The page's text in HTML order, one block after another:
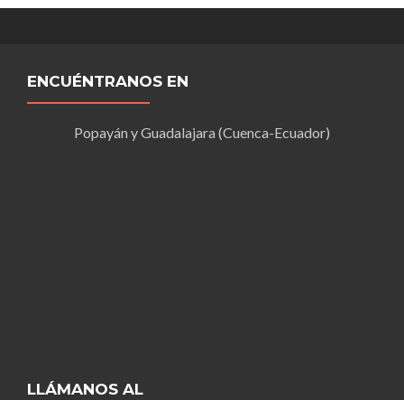
ENCUÉNTRANOS EN
Popayán y Guadalajara (Cuenca-Ecuador)
LLÁMANOS AL